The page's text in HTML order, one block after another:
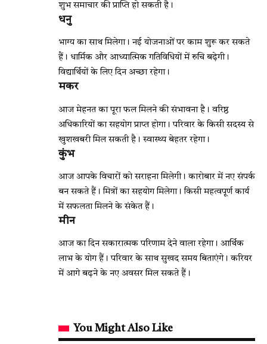
शुभ समाचार की प्राप्ति हो सकती है।
धनु
भाग्य का साथ मिलेगा। नई योजनाओं पर काम शुरू कर सकते
हैं। धार्मिक और आध्यात्मिक गतिविधियों में रुचि बढ़ेगी।
विद्यार्थियों के लिए दिन अच्छा रहेगा।
मकर
आज मेहनत का पूरा फल मिलने की संभावना है। वरिष्ठ
अधिकारियों का सहयोग प्राप्त होगा। परिवार के किसी सदस्य से
खुशखबरी मिल सकती है। स्वास्थ्य बेहतर रहेगा।
कुंभ
आज आपके विचारों को सराहना मिलेगी। कारोबार में नए संपर्क
बन सकते हैं। मित्रों का सहयोग मिलेगा। किसी महत्वपूर्ण कार्य
में सफलता मिलने के संकेत हैं।
मीन
आज का दिन सकारात्मक परिणाम देने वाला रहेगा। आर्थिक
लाभ के योग हैं। परिवार के साथ सुखद समय बिताएंगे। करियर
में आगे बढ़ने के नए अवसर मिल सकते हैं।
You Might Also Like